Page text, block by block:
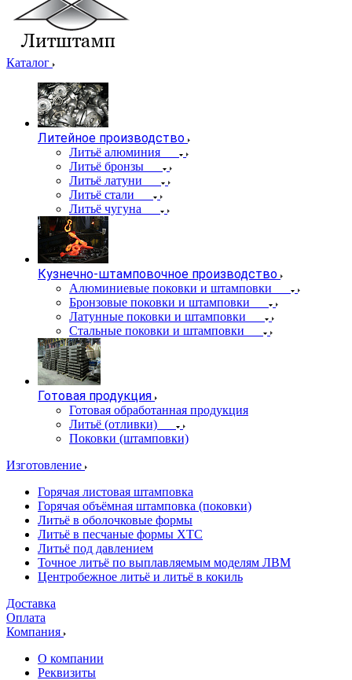
Каталог
Литейное производство
Литьё алюминия
Литьё бронзы
Литьё латуни
Литьё стали
Литьё чугуна
Кузнечно-штамповочное производство
Алюминиевые поковки и штамповки
Бронзовые поковки и штамповки
Латунные поковки и штамповки
Стальные поковки и штамповки
Готовая продукция
Готовая обработанная продукция
Литьё (отливки)
Поковки (штамповки)
Изготовление
Горячая листовая штамповка
Горячая объёмная штамповка (поковки)
Литьё в оболочковые формы
Литьё в песчаные формы ХТС
Литьё под давлением
Точное литьё по выплавляемым моделям ЛВМ
Центробежное литьё и литьё в кокиль
Доставка
Оплата
Компания
О компании
Реквизиты